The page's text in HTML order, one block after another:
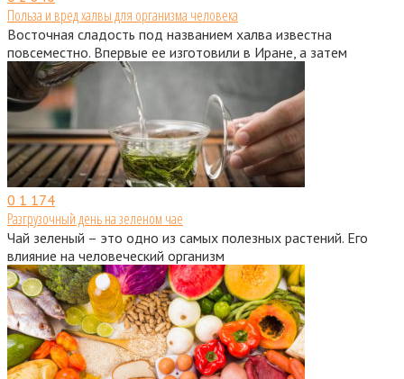
Польза и вред халвы для организма человека
Восточная сладость под названием халва известна
повсеместно. Впервые ее изготовили в Иране, а затем
0 1 174
Разгрузочный день на зеленом чае
Чай зеленый – это одно из самых полезных растений. Его
влияние на человеческий организм